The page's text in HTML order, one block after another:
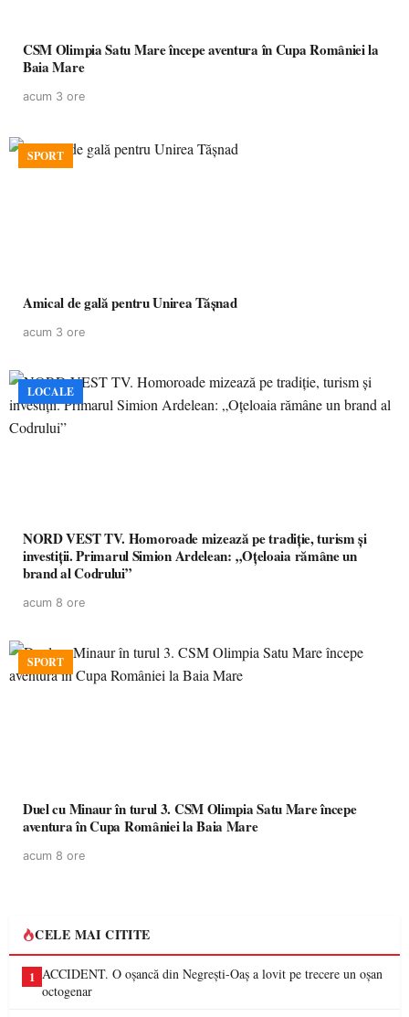
CSM Olimpia Satu Mare începe aventura în Cupa României la
Baia Mare
acum 3 ore
SPORT
Amical de gală pentru Unirea Tășnad
acum 3 ore
LOCALE
NORD VEST TV. Homoroade mizează pe tradiție, turism și
investiții. Primarul Simion Ardelean: „Oțeloaia rămâne un
brand al Codrului”
acum 8 ore
SPORT
Duel cu Minaur în turul 3. CSM Olimpia Satu Mare începe
aventura în Cupa României la Baia Mare
acum 8 ore
CELE MAI CITITE
1 ACCIDENT. O oșancă din Negrești-Oaș a lovit pe trecere un oșan
octogenar